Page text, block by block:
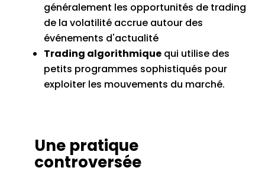
généralement les opportunités de trading
de la volatilité accrue autour des
événements d'actualité
Trading algorithmiquequi utilise des
petits programmes sophistiqués pour
exploiter les mouvements du marché.
Une pratique
controversée